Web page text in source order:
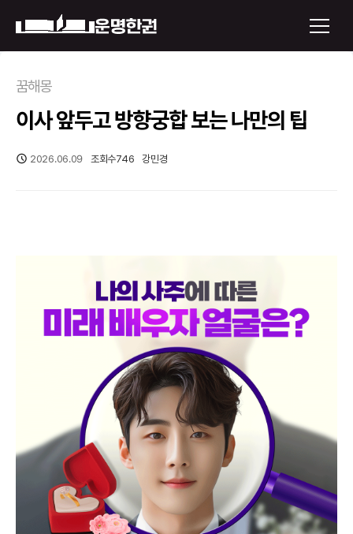
운명한권 보기
미래 배우자 얼굴
오늘의 운세
꿈해몽
꿈해몽
이사 앞두고 방향궁합 보는 나만의 팁
2026.06.09 조회수746 강민경